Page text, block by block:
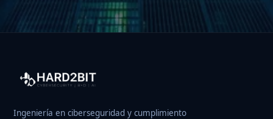
Ingeniería en ciberseguridad y cumplimiento